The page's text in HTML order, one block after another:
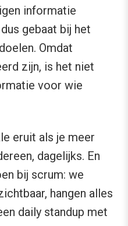
informatie
gebaat bij het
Omdat
zijn, is het niet
voor wie
eruit als je meer
dagelijks. En
bij scrum: we
hangen alles
daily standup met